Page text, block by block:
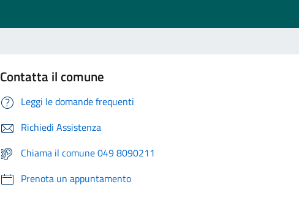
Contatta il comune
Leggi le domande frequenti
Richiedi Assistenza
Chiama il comune 049 8090211
Prenota un appuntamento